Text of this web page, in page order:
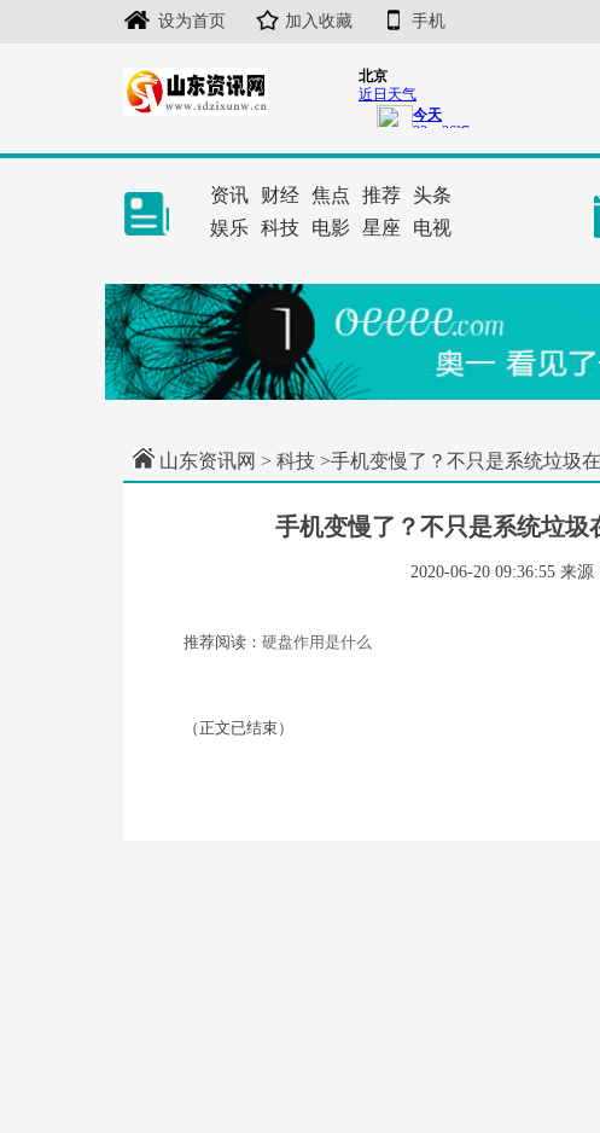
设为首页 加入收藏 手机
资讯 财经 焦点 推荐 头条
娱乐 科技 电影 星座 电视
山东资讯网 > 科技 >手机变慢了？不只是系统垃圾
手机变慢了？不只是系统垃圾
2020-06-20 09:36:55 来源
推荐阅读： 硬盘作用是什么
（正文已结束）